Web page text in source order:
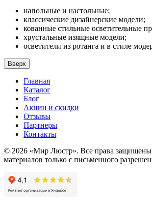
напольные и настольные;
классические дизайнерские модели;
кованные стильные осветительные
хрустальные изящные модели;
осветители из ротанга и в стиле
Вверх
Главная
Каталог
Блог
Акции и скидки
Отзывы
Партнеры
Контакты
© 2026 «Мир Люстр». Все права
материалов только с письменного